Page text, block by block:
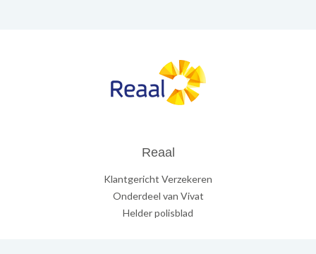
Reaal
Klantgericht Verzekeren
Onderdeel van Vivat
Helder polisblad